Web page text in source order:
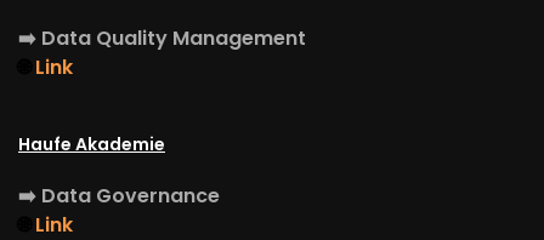
➡️ Data Quality Management
Link
Haufe Akademie
➡️ Data Governance
Link